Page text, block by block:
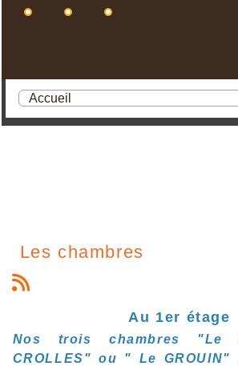
Les chambres
Au 1er étage
Nos trois chambres "Le
CROLLES" ou " Le